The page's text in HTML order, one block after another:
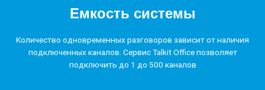
Емкость системы
Количество одновременных разговоров зависит от наличия
подключенных каналов. Сервис Talkit Office позволяет
подключить до 1 до 500 каналов